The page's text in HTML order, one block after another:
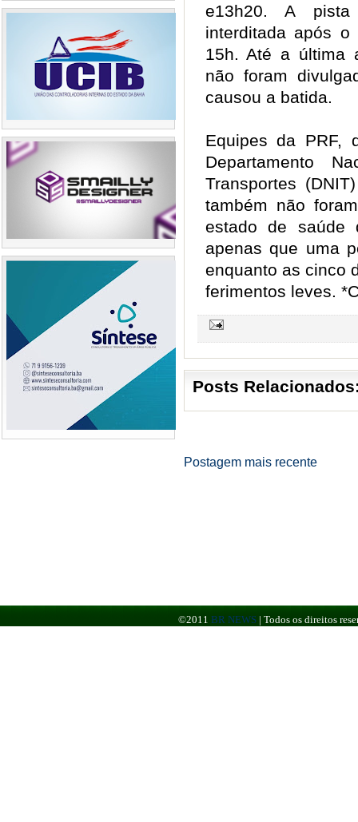
e13h20. A
interditada após
15h. Até a última
não foram
causou a batida.
Equipes da PRF,
Departamento
Transportes
também não
estado de saúde
apenas que uma
enquanto as cinco
ferimentos leves.
Posts
Postagem mais recente
©2011 BR NEWS | Todos os direitos